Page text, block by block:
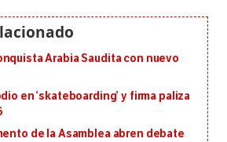
Arabia Saudita con nuevo
en ‘skateboarding’ y firma paliza
de la Asamblea abren debate